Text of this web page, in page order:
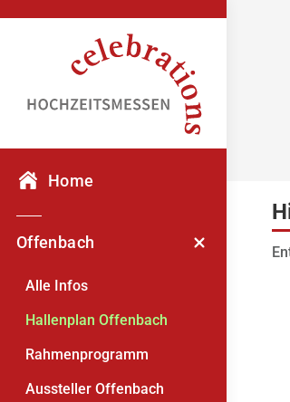
Home
Offenbach
Alle Infos
Hallenplan Offenbach
Rahmenprogramm
Aussteller Offenbach